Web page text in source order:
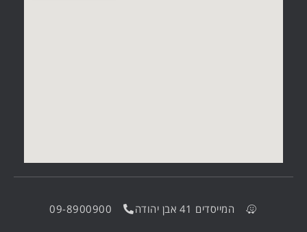
המייסדים 41 אבן יהודה 09-8900900